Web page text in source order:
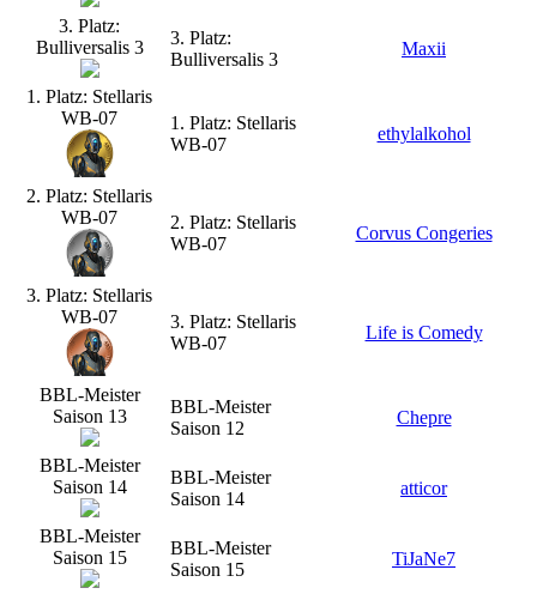
3. Platz:
Bulliversalis 3
3. Platz:
Bulliversalis 3
Maxii
1. Platz: Stellaris
WB-07
1. Platz: Stellaris
WB-07
ethylalkohol
2. Platz: Stellaris
WB-07
2. Platz: Stellaris
WB-07
Corvus Congeries
3. Platz: Stellaris
WB-07
3. Platz: Stellaris
WB-07
Life is Comedy
BBL-Meister
Saison 13
BBL-Meister
Saison 12
Chepre
BBL-Meister
Saison 14
BBL-Meister
Saison 14
atticor
BBL-Meister
Saison 15
BBL-Meister
Saison 15
TiJaNe7